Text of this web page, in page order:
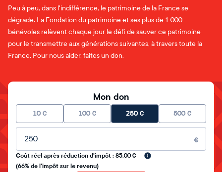
Peu à peu, dans l'indifférence, le patrimoine de la France se
dégrade. La Fondation du patrimoine et ses plus de 1 000
bénévoles relèvent chaque jour le défi de sauver ce patrimoine
pour le transmettre aux générations suivantes, à travers toute la
France. Pour nous aider, faites un don.
Mon don
10 € 100 € 250€ 500 €
Montant libre
€
Coût réel après réduction d'impôt : 85.00 €
(66% de l'impôt sur le revenu)